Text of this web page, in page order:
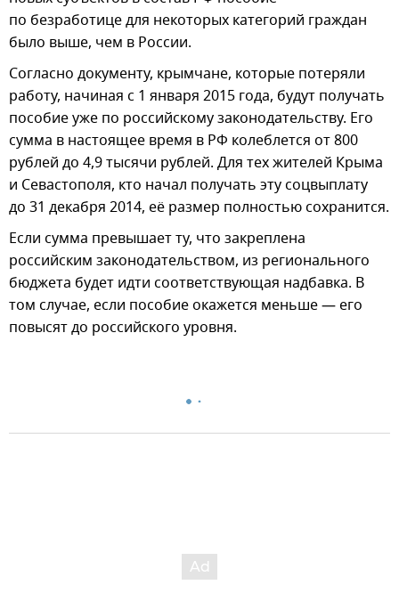
по безработице для некоторых категорий граждан
было выше, чем в России.
Согласно документу, крымчане, которые потеряли
работу, начиная с 1 января 2015 года, будут получать
пособие уже по российскому законодательству. Его
сумма в настоящее время в РФ колеблется от 800
рублей до 4,9 тысячи рублей. Для тех жителей Крыма
и Севастополя, кто начал получать эту соцвыплату
до 31 декабря 2014, её размер полностью сохранится.
Если сумма превышает ту, что закреплена
российским законодательством, из регионального
бюджета будет идти соответствующая надбавка. В
том случае, если пособие окажется меньше — его
повысят до российского уровня.